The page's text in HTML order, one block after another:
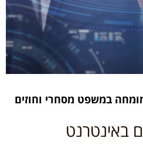
במשפט מסחרי וחוזים
באינטרנט